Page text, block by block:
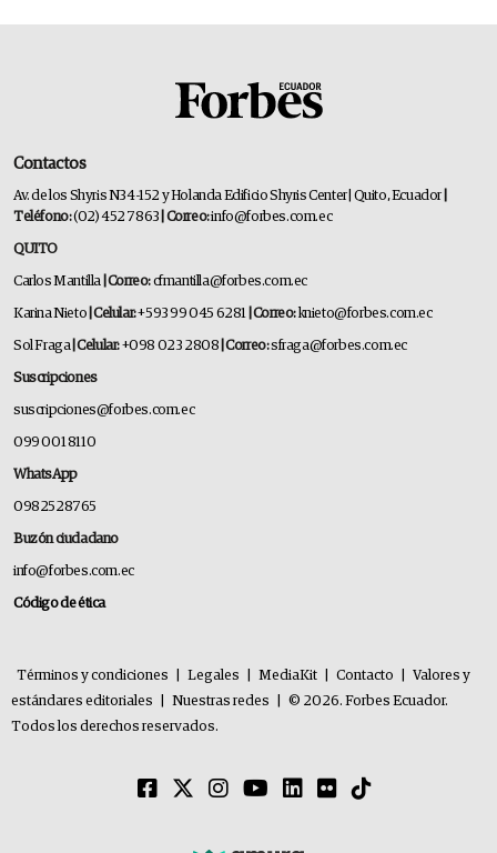
Contactos
Av. de los Shyris N34-152 y Holanda Edificio Shyris Center | Quito, Ecuador
Teléfono:(02) 452 7863 | Correo:info@forbes.com.ec
QUITO
Carlos Mantilla | Correo:cfmantilla@forbes.com.ec
Karina Nieto | Celular:+593 99 045 6281 | Correo:knieto@forbes.com.ec
Sol Fraga| Celular:+098 023 2808 | Correo:sfraga@forbes.com.ec
Suscripciones
suscripciones@forbes.com.ec
099 001 8110
WhatsApp
0982528765
Buzón ciudadano
info@forbes.com.ec
Código de ética
Términos y condiciones Legales MediaKit Contacto
Valores y
estándares editoriales
Nuestras redes
© 2026. Forbes Ecuador.
Todos los derechos reservados.